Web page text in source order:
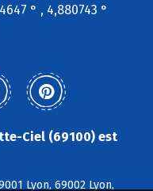
° , 4,880743 °
Ciel (69100) est
Lyon, 69002 Lyon,